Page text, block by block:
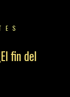
fin del